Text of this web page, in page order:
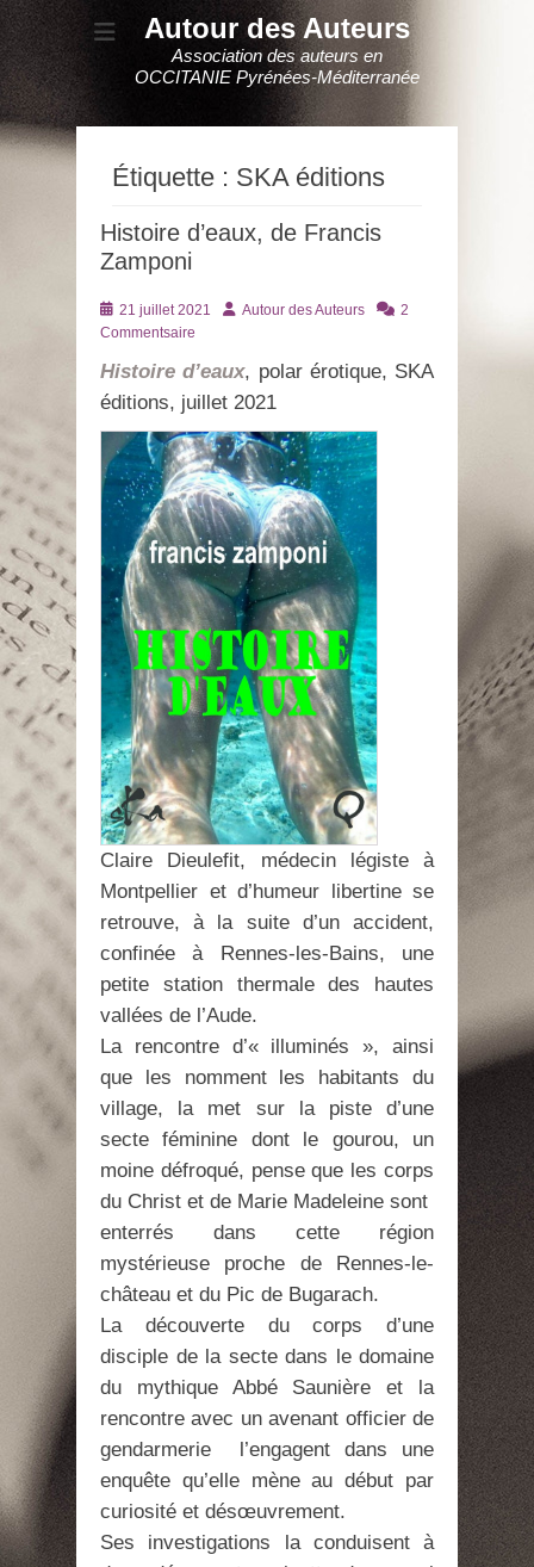
Autour des Auteurs
Association des auteurs en
OCCITANIE Pyrénées-Méditerranée
Étiquette : SKA éditions
Histoire d’eaux, de Francis
Zamponi
Posté
le
21 juillet 2021 AuteurAutour des Auteurs
2
Commentsaire
Histoire d’eaux, polar érotique, SKA
éditions, juillet 2021
Claire Dieulefit, médecin légiste à
Montpellier et d’humeur libertine se
retrouve, à la suite d’un accident,
confinée à Rennes-les-Bains, une
petite station thermale des hautes
vallées de l’Aude.
La rencontre d’« illuminés », ainsi
que les nomment les habitants du
village, la met sur la piste d’une
secte féminine dont le gourou, un
moine défroqué, pense que les corps
du Christ et de Marie Madeleine sont
enterrés dans cette région
mystérieuse proche de Rennes-le-
château et du Pic de Bugarach.
La découverte du corps d’une
disciple de la secte dans le domaine
du mythique Abbé Saunière et la
rencontre avec un avenant officier de
gendarmerie l’engagent dans une
enquête qu’elle mène au début par
curiosité et désœuvrement.
Ses investigations la conduisent à